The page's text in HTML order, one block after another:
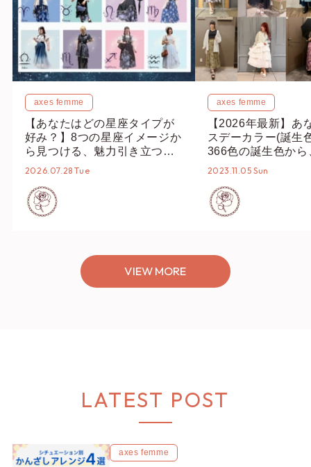
axes femme
【あなたはどの星座タイプが
好み？】8つの星座イメージか
ら見つける、魅力引き立つス
タイリング♡
2026.07.28 Tue
axes femme
【2026年最新】あ
スデーカラー(誕生
366色の誕生色から
誕生色、バースデ
2023.11.05 Sun
VIEW MORE
LATEST POST
axes femme